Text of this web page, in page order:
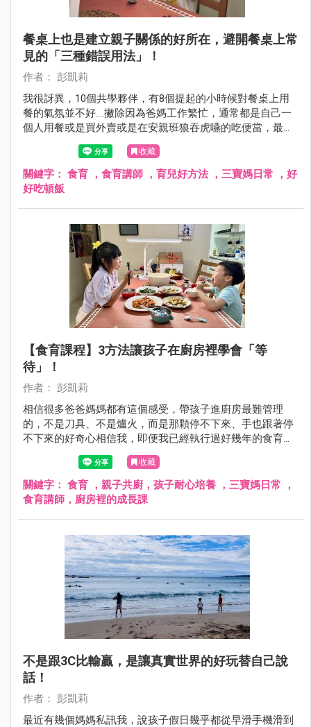
餐桌上也是建立親子關係的好所在，避開餐桌上常
見的「三種錯誤用法」！
作者： 彭凱莉
我很訝異，10個共學夥伴，有8個提起的小時候對餐桌上用
餐的氣氛並不好....撇除因為爸媽工作繁忙，通常都是自己一
個人用餐或是買外賣或是在安親班狼吞虎嚥的吃便當，最多
人說的是「爸嗎很喜歡在吃飯時檢討考試和表現狀況⋯⋯」
收藏
關鍵字： 食育 ，食育講師 ，育兒好方法 ，三寶媽日常 ，好
好吃頓飯
【食育課程】3方法讓孩子在廚房裡學會「等
待」！
作者： 彭凱莉
相信很多爸爸媽媽都有這個感受，帶孩子進廚房最難管理
的，不是刀具、不是爐火，而是那顆停不下來、手也跟著停
不下來的好奇心相信我，即便我已經執行過好幾年的食育課
程，但這顆好奇心也還是會讓我忍不住倒吸一口氣但我想說
的是，對孩子而言這不是壞事，而是學習的機會～
收藏
關鍵字： 食育 ，親子共廚，孩子耐心培養 ，三寶媽日常 ，
食育講師，廚房裡的成長課
不是跟3C比輸贏，是讓真實世界的好玩替自己說
話！
作者： 彭凱莉
最近有幾個媽媽私訊我，說孩子假日幾乎都從早滑手機滑到